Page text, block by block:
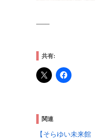
—–
共有:
関連
【そらゆい未来